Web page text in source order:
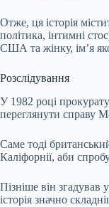
Отже, ця історія
політика, інтимні
США та жінку, ім’я
Розслідування
У 1982 році
переглянути справу
Саме тоді
Каліфорнії, аби
Пізніше він
історія значно